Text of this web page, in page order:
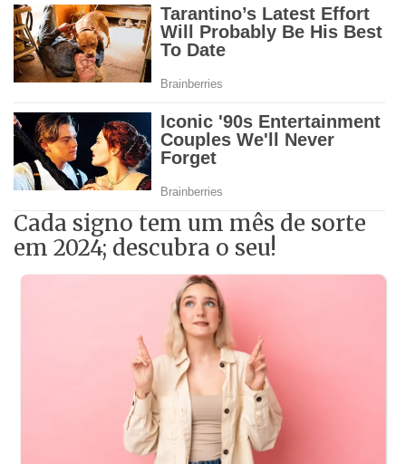
Cada signo tem um mês de sorte
em 2024; descubra o seu!